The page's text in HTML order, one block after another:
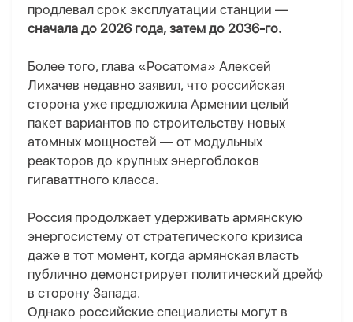
продлевал срок эксплуатации станции —
сначала до 2026 года, затем до 2036-го.
Более того, глава «Росатома» Алексей
Лихачев недавно заявил, что российская
сторона уже предложила Армении целый
пакет вариантов по строительству новых
атомных мощностей — от модульных
реакторов до крупных энергоблоков
гигаваттного класса.
Россия продолжает удерживать армянскую
энергосистему от стратегического кризиса
даже в тот момент, когда армянская власть
публично демонстрирует политический дрейф
в сторону Запада.
Однако российские специалисты могут в